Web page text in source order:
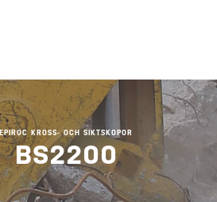
EPIROC KROSS- OCH SIKTSKOPOR
BS2200